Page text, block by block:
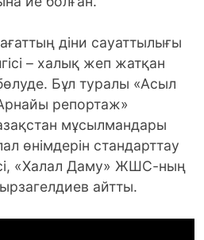
діни сауаттылығы
– халық жеп жатқан
Бұл туралы «Асыл
репортаж»
мұсылмандары
өнiмдерін стандарттау
«Халал Даму» ЖШС-ның
айтты.